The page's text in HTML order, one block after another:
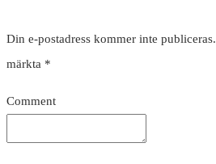
Din e-postadress kommer inte publiceras.
märkta *
Comment